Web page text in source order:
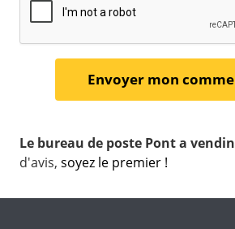
Le bureau de poste Pont a vendin
d'avis, soyez le premier !